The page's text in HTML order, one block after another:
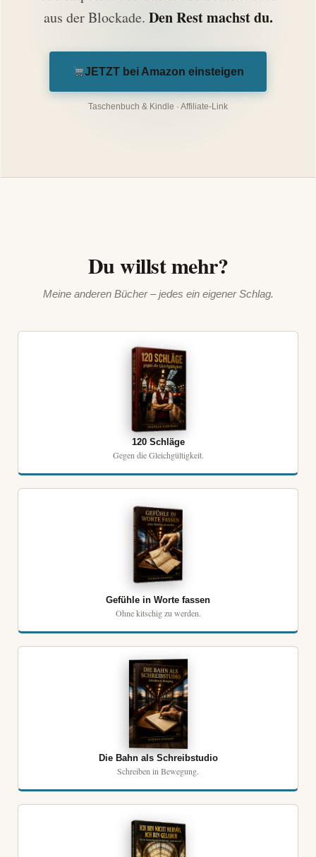
aus der Blockade. Den Rest machst du.
JETZT bei Amazon einsteigen
Taschenbuch & Kindle · Affiliate-Link
Du willst mehr?
Meine anderen Bücher – jedes ein eigener Schlag.
120 Schläge
Gegen die Gleichgültigkeit.
Gefühle in Worte fassen
Ohne kitschig zu werden.
Die Bahn als Schreibstudio
Schreiben in Bewegung.